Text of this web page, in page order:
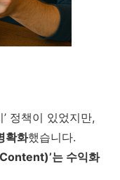
정책이 있었지만,
확화했습니다.
는 수익화